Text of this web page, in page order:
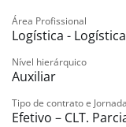
-. TotalPass
-. Estacionamento
-. Vale transporte
-. Cooperativa de
Área Profissional
Logística - Logística
Nível hierárquico
Auxiliar
Tipo de contrato e Jornada
Efetivo – CLT.